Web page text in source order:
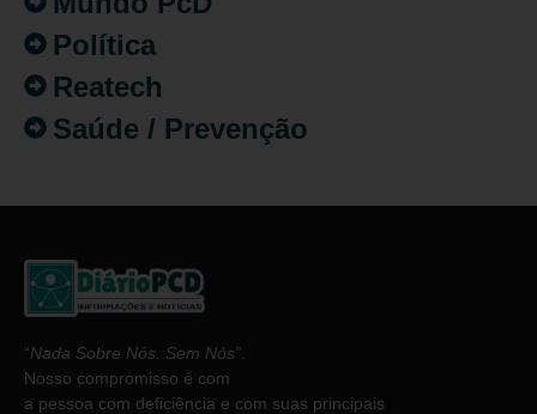
Política
Reatech
Saúde / Prevenção
“Nada Sobre Nós. Sem Nós”
Nosso compromisso é com
a pessoa com deficiência e com suas principais